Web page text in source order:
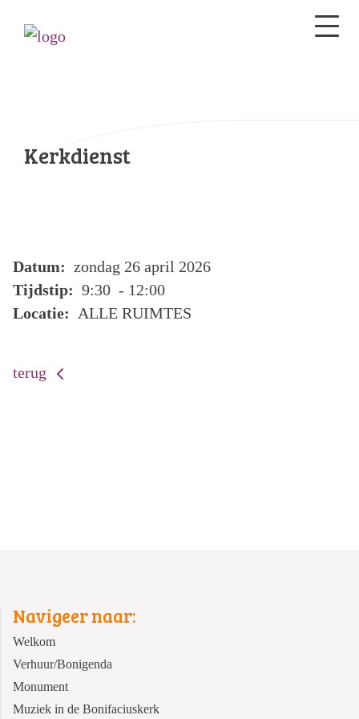
Kerkdienst
Datum: zondag 26 april 2026
Tijdstip: 9:30 - 12:00
Locatie:
ALLE RUIMTES
terug
Navigeer naar:
Welkom
Verhuur/Bonigenda
Monument
Muziek in de Bonifaciuskerk